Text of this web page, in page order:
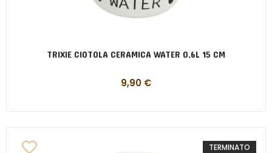
TRIXIE CIOTOLA CERAMICA WATER 0,6L 15 CM
9,90 €
TERMINATO